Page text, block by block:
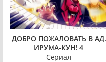
ДОБРО ПОЖАЛОВАТЬ В АД,
ИРУМА-КУН! 4
Сериал